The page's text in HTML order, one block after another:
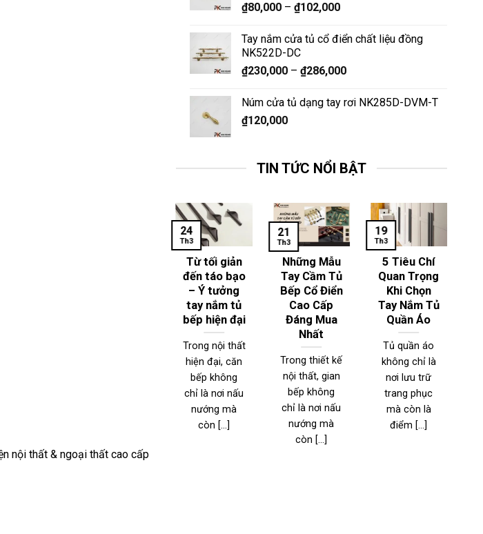
nội thất & ngoại thất cao cấp
₫80,000 –₫102,000
Tay nắm cửa tủ cổ điển chất liệu đồng
NK522D-DC
₫230,000 –₫286,000
Núm cửa tủ dạng tay rơi NK285D-DVM-T
₫120,000
TIN TỨC NỔI BẬT
Từ tối giản
đến táo bạo
– Ý tưởng
tay nắm tủ
bếp hiện đại
Trong nội thất
hiện đại, căn
bếp không
chỉ là nơi nấu
nướng mà
còn [...]
24
Th3
Những Mẫu
Tay Cầm Tủ
Bếp Cổ Điển
Cao Cấp
Đáng Mua
Nhất
Trong thiết kế
nội thất, gian
bếp không
chỉ là nơi nấu
nướng mà
còn [...]
21
Th3
5 Tiêu Chí
Quan Trọng
Khi Chọn
Tay Nắm Tủ
Quần Áo
Tủ quần áo
không chỉ là
nơi lưu trữ
trang phục
mà còn là
điểm [...]
19
Th3
[...]